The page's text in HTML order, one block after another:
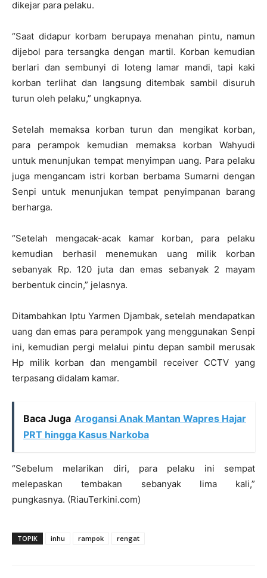
dikejar para pelaku.
“Saat didapur korbam berupaya menahan pintu, namun
dijebol para tersangka dengan martil. Korban kemudian
berlari dan sembunyi di loteng lamar mandi, tapi kaki
korban terlihat dan langsung ditembak sambil disuruh
turun oleh pelaku,” ungkapnya.
Setelah memaksa korban turun dan mengikat korban,
para perampok kemudian memaksa korban Wahyudi
untuk menunjukan tempat menyimpan uang. Para pelaku
juga mengancam istri korban berbama Sumarni dengan
Senpi untuk menunjukan tempat penyimpanan barang
berharga.
“Setelah mengacak-acak kamar korban, para pelaku
kemudian berhasil menemukan uang milik korban
sebanyak Rp. 120 juta dan emas sebanyak 2 mayam
berbentuk cincin,” jelasnya.
Ditambahkan Iptu Yarmen Djambak, setelah mendapatkan
uang dan emas para perampok yang menggunakan Senpi
ini, kemudian pergi melalui pintu depan sambil merusak
Hp milik korban dan mengambil receiver CCTV yang
terpasang didalam kamar.
Baca Juga Arogansi Anak Mantan Wapres Hajar
PRT hingga Kasus Narkoba
“Sebelum melarikan diri, para pelaku ini sempat
melepaskan tembakan sebanyak lima kali,”
pungkasnya. (RiauTerkini.com)
TOPIK inhu rampok rengat